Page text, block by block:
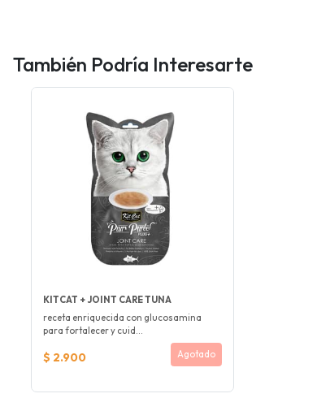
También Podría Interesarte
KITCAT + JOINT CARE TUNA
receta enriquecida con glucosamina
para fortalecer y cuid...
$ 2.900 Agotado